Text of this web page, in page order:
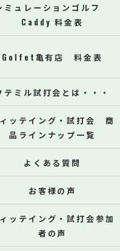
ミュレーションゴルフ
Caddy 料金表
Golfet亀有店 料金表
テミル試打会とは・・・
ッテイング・試打会 商
品ラインナップ一覧
よくある質問
お客様の声
ッテイング・試打会参加
者の声